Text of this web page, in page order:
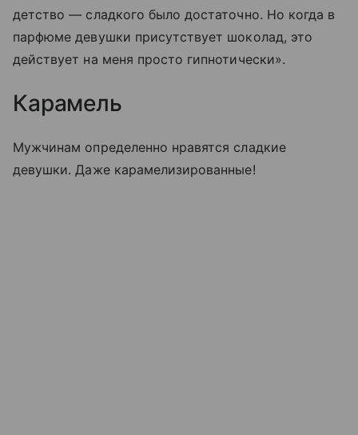
детство — сладкого было достаточно. Но когда в
парфюме девушки присутствует шоколад, это
действует на меня просто гипнотически».
Карамель
Мужчинам определенно нравятся сладкие
девушки. Даже карамелизированные!